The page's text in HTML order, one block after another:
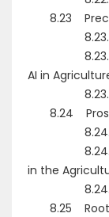
8.23
8.23.1
8.23.2
AI in
8.23.3
8.24
8.24.1
8.24.2
in the
8.24.3
8.25 Root